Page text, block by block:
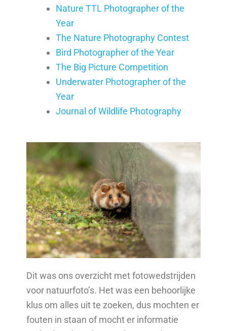
Nature TTL Photographer of the
Year
The Nature Photography Contest
Bird Photographer of the Year
The Big Picture Competition
Underwater Photographer of the
Year
Journal of Wildlife Photography
Dit was ons overzicht met fotowedstrijden
voor natuurfoto’s. Het was een behoorlijke
klus om alles uit te zoeken, dus mochten er
fouten in staan of mocht er informatie